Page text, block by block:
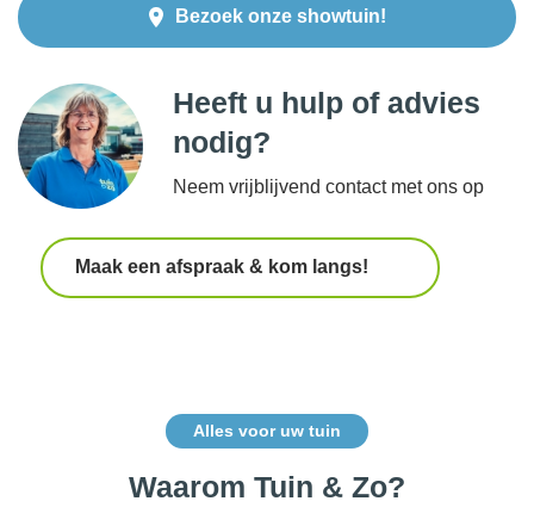
Bezoek onze showtuin!
Heeft u hulp of advies
nodig?
Neem vrijblijvend contact met ons op
Maak een afspraak & kom langs!
Alles voor uw tuin
Waarom Tuin & Zo?